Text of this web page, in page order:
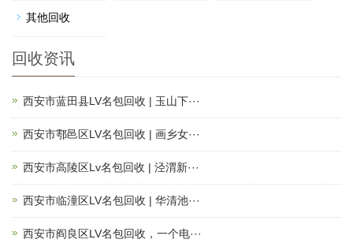
其他回收
回收资讯
西安市蓝田县LV名包回收 | 玉山下···
西安市鄠邑区LV名包回收 | 画乡女···
西安市高陵区Lv名包回收 | 泾渭新···
西安市临潼区LV名包回收 | 华清池···
西安市阎良区LV名包回收，一个电···